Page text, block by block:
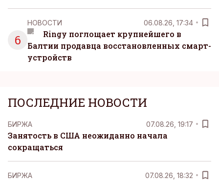
6
НОВОСТИ 06.08.26, 17:34
Ringy поглощает крупнейшего в
Балтии продавца восстановленных смарт-
устройств
ПОСЛЕДНИЕ НОВОСТИ
БИРЖА 07.08.26, 19:17
Занятость в США неожиданно начала
сокращаться
БИРЖА 07.08.26, 18:32